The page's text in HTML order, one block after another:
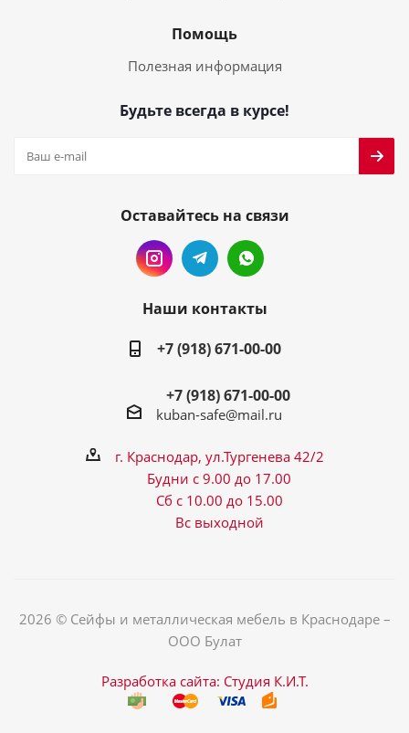
Помощь
Полезная информация
Будьте всегда в курсе!
Оставайтесь на связи
Наши контакты
+7 (918) 671-00-00
+7 (918) 671-00-00
kuban-safe@mail.ru
г. Краснодар, ул.Тургенева 42/2
Будни с 9.00 до 17.00
Сб с 10.00 до 15.00
Вс выходной
2026 © Сейфы и металлическая мебель в Краснодаре –
ООО Булат
Разработка сайта: Студия К.И.Т.